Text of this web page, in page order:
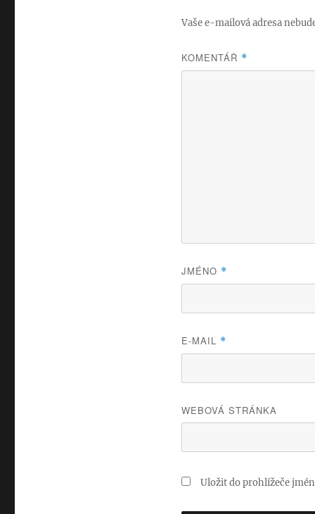
Vaše e-mailová adresa
KOMENTÁŘ *
JMÉNO *
E-MAIL *
WEBOVÁ STRÁNKA
Uložit do prohlížeče